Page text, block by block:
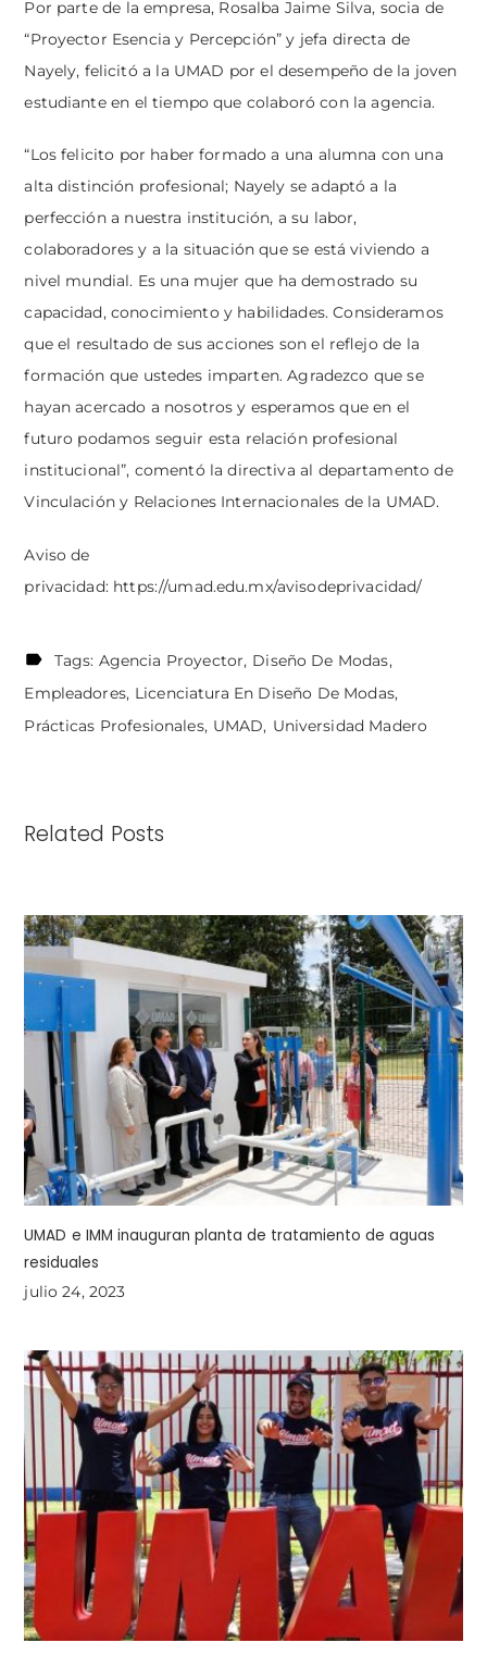
Por parte de la empresa, Rosalba Jaime Silva, socia de
“Proyector Esencia y Percepción” y jefa directa de
Nayely, felicitó a la UMAD por el desempeño de la joven
estudiante en el tiempo que colaboró con la agencia.
“Los felicito por haber formado a una alumna con una
alta distinción profesional; Nayely se adaptó a la
perfección a nuestra institución, a su labor,
colaboradores y a la situación que se está viviendo a
nivel mundial. Es una mujer que ha demostrado su
capacidad, conocimiento y habilidades. Consideramos
que el resultado de sus acciones son el reflejo de la
formación que ustedes imparten. Agradezco que se
hayan acercado a nosotros y esperamos que en el
futuro podamos seguir esta relación profesional
institucional”, comentó la directiva al departamento de
Vinculación y Relaciones Internacionales de la UMAD.
Aviso de
privacidad: https://umad.edu.mx/avisodeprivacidad/
Tags: Agencia Proyector Diseño De Modas
Empleadores Licenciatura En Diseño De Modas
Prácticas Profesionales UMAD Universidad Madero
Related Posts
UMAD e IMM inauguran planta de tratamiento de aguas
residuales
julio 24, 2023